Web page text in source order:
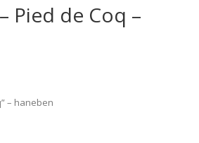
Pied de Coq –
– haneben